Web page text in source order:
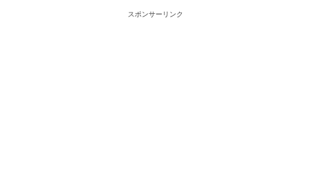
スポンサーリンク